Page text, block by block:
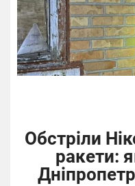
Обстріли
ракети: